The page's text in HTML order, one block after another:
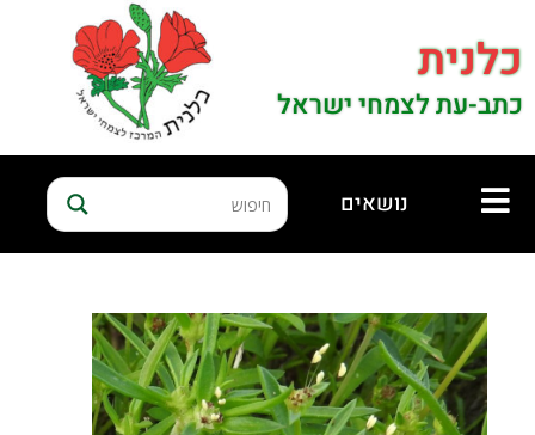
כלנית
כתב-עת לצמחי ישראל
נושאים